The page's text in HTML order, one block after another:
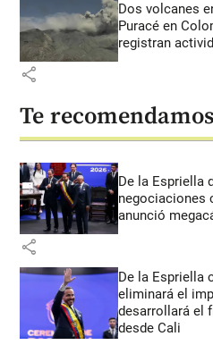
Dos volcanes
Puracé en
registran
share
Te recomendamos
De la Espriella
negociaciones
anunció
share
De la Espriella
eliminará el
desarrollará el
desde Cali